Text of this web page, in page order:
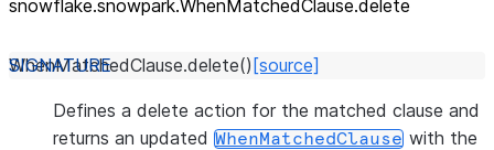
snowflake.snowpark.WhenMatchedClause.delete
WhenMatchedClause.delete() [source]
Defines a delete action for the matched clause and
returns an updated WhenMatchedClause with the